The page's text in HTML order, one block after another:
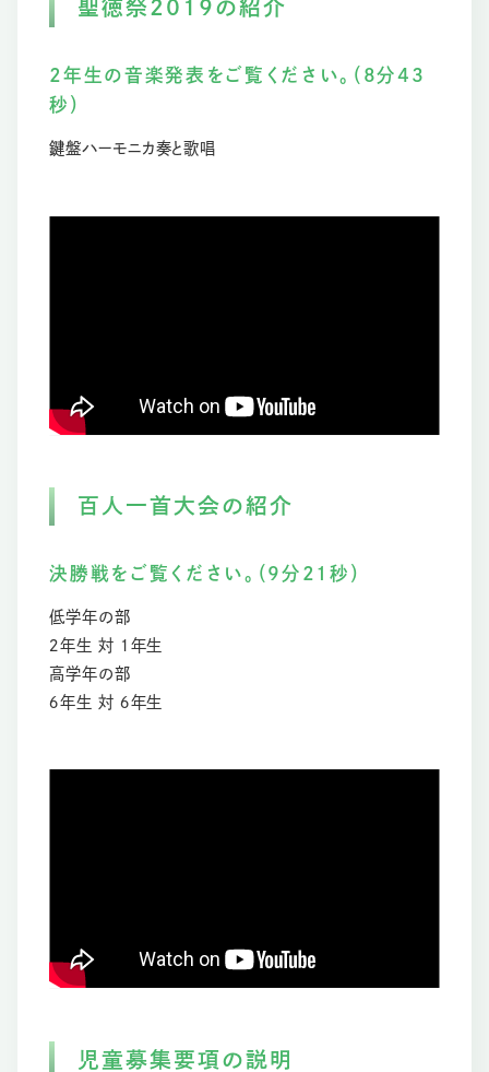
聖徳祭2019の紹介
2年生の音楽発表をご覧ください。（8分43
秒）
鍵盤ハーモニカ奏と歌唱
百人一首大会の紹介
決勝戦をご覧ください。（9分21秒）
低学年の部
２年生 対 １年生
高学年の部
６年生 対 ６年生
児童募集要項の説明